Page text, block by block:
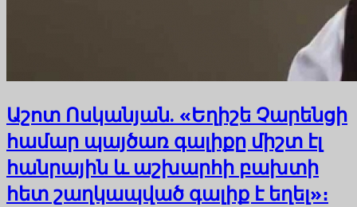
Աշոտ Ոսկանյան. «Եղիշե Չարենցի
համար պայծառ գալիքը միշտ էլ
հանրային և աշխարհի բախտի
հետ շաղկապված գալիք է եղել»։